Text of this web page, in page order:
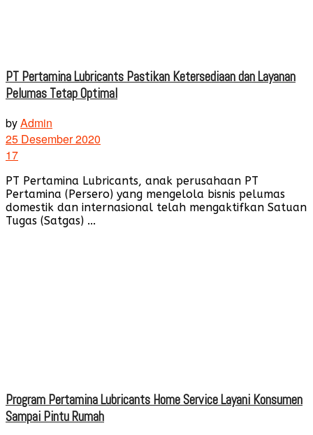
PT Pertamina Lubricants Pastikan Ketersediaan dan Layanan
Pelumas Tetap Optimal
byAdmin
25 Desember 2020
17
PT Pertamina Lubricants, anak perusahaan PT
Pertamina (Persero) yang mengelola bisnis pelumas
domestik dan internasional telah mengaktifkan Satuan
Tugas (Satgas) ...
Program Pertamina Lubricants Home Service Layani Konsumen
Sampai Pintu Rumah